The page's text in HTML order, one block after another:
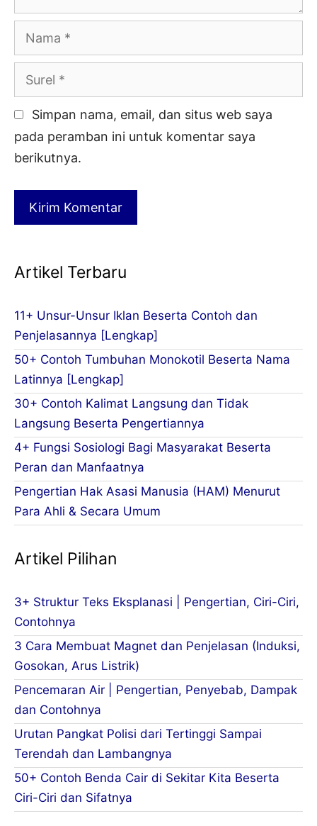
Nama
Surel
Simpan nama, email, dan situs web saya
pada peramban ini untuk komentar saya
berikutnya.
Artikel Terbaru
11+ Unsur-Unsur Iklan Beserta Contoh dan
Penjelasannya [Lengkap]
50+ Contoh Tumbuhan Monokotil Beserta Nama
Latinnya [Lengkap]
30+ Contoh Kalimat Langsung dan Tidak
Langsung Beserta Pengertiannya
4+ Fungsi Sosiologi Bagi Masyarakat Beserta
Peran dan Manfaatnya
Pengertian Hak Asasi Manusia (HAM) Menurut
Para Ahli & Secara Umum
Artikel Pilihan
3+ Struktur Teks Eksplanasi | Pengertian, Ciri-Ciri,
Contohnya
3 Cara Membuat Magnet dan Penjelasan (Induksi,
Gosokan, Arus Listrik)
Pencemaran Air | Pengertian, Penyebab, Dampak
dan Contohnya
Urutan Pangkat Polisi dari Tertinggi Sampai
Terendah dan Lambangnya
50+ Contoh Benda Cair di Sekitar Kita Beserta
Ciri-Ciri dan Sifatnya